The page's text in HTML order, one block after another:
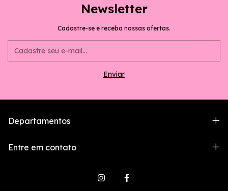
Newsletter
Cadastre-se e receba nossas ofertas.
Departamentos
Entre em contato